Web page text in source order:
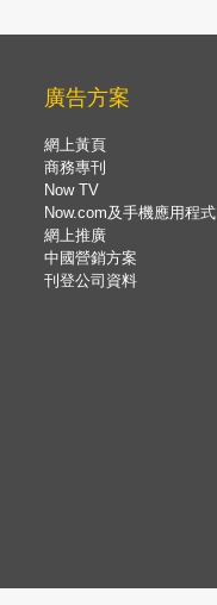
廣告方案
網上黃頁
商務專刊
Now TV
Now.com及手機應用程式
網上推廣
中國營銷方案
刊登公司資料